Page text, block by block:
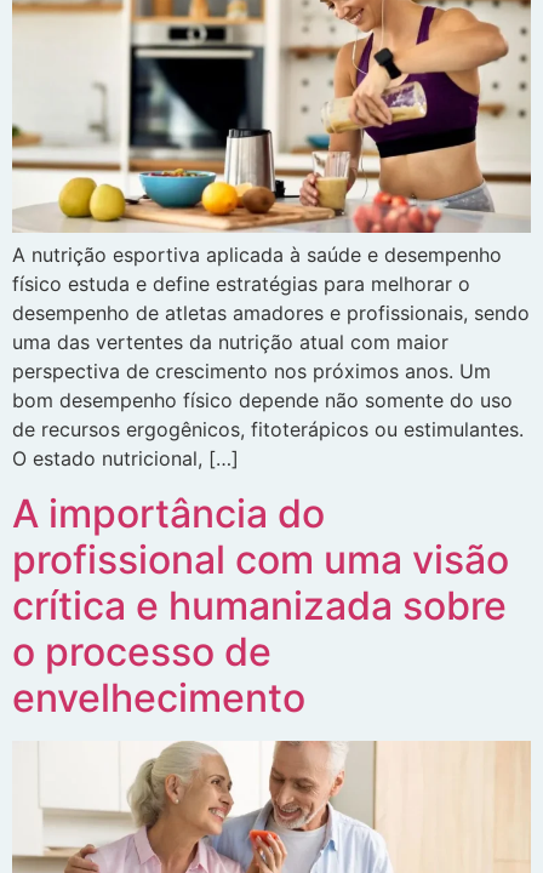
A nutrição esportiva aplicada à saúde e desempenho
físico estuda e define estratégias para melhorar o
desempenho de atletas amadores e profissionais, sendo
uma das vertentes da nutrição atual com maior
perspectiva de crescimento nos próximos anos. Um
bom desempenho físico depende não somente do uso
de recursos ergogênicos, fitoterápicos ou estimulantes.
O estado nutricional, […]
A importância do
profissional com uma visão
crítica e humanizada sobre
o processo de
envelhecimento